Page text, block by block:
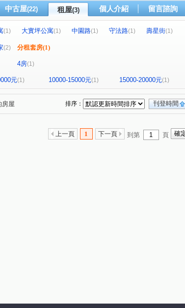
中古屋(22) 租屋(3) 個人介紹 留言諮詢
(1) 大實坪公寓(1) 中園路(1) 守法路(1) 壽星街(1)
(2) 分租套房(1)
4房(1)
元(1) 10000-15000元(1) 15000-20000元(1)
房屋 刊登時間
排序：
上一頁 1 下一頁 到第 頁